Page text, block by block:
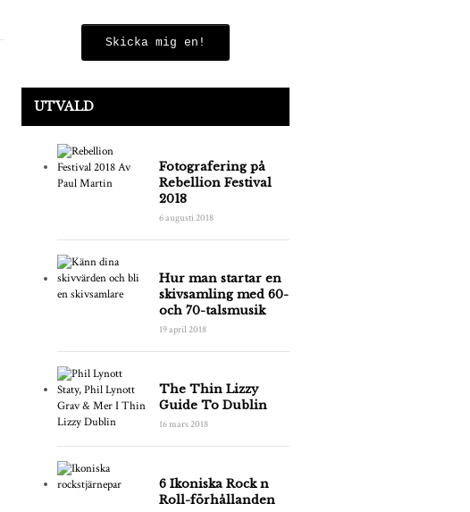
Skicka mig en!
UTVALD
Fotografering på
Rebellion Festival
2018
6 augusti 2018
Hur man startar en
skivsamling med 60-
och 70-talsmusik
19 april 2018
The Thin Lizzy
Guide To Dublin
16 mars 2018
6 Ikoniska Rock n
Roll-förhållanden